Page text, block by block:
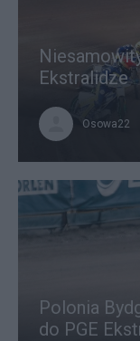
Ekstralidze
Osowa22
Polonia
do PGE